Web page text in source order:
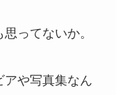
ってないか。
アや写真集なん